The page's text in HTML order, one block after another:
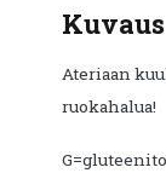
Kuvaus
Ateriaan
ruokahalua!